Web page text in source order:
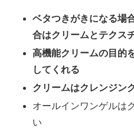
ベタつきがきになる場
合はクリームとテクス
高機能クリームの目的
してくれる
クリームはクレンジン
オールインワンゲルは
い